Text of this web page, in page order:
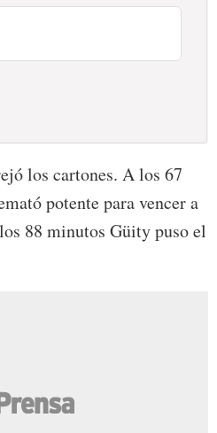
los cartones. A los 67
potente para vencer a
88 minutos Güity puso el